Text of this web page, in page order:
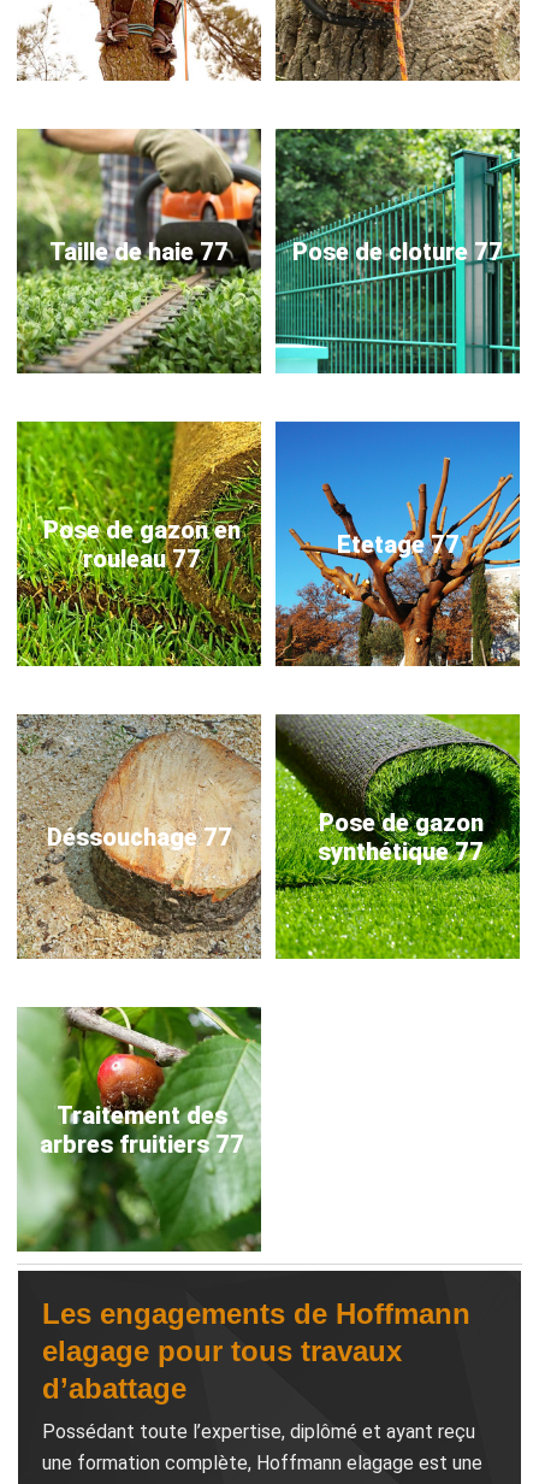
Taille de haie 77 Pose de cloture 77
Pose de gazon en
rouleau 77
Etetage 77
Déssouchage 77
Pose de gazon
synthétique 77
Traitement des
arbres fruitiers 77
Les engagements de Hoffmann
elagage pour tous travaux
d’abattage
Possédant toute l’expertise, diplômé et ayant reçu
une formation complète, Hoffmann elagage est une